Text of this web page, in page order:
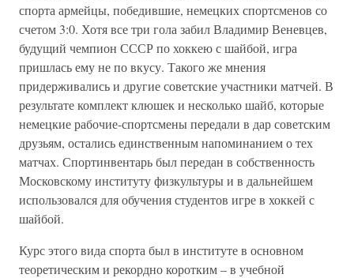
спорта армейцы, победившие, немецких спортсменов со
счетом 3:0. Хотя все три гола забил Владимир Веневцев,
будущий чемпион СССР по хоккею с шайбой, игра
пришлась ему не по вкусу. Такого же мнения
придерживались и другие советские участники матчей. В
результате комплект клюшек и несколько шайб, которые
немецкие рабочие-спортсмены передали в дар советским
друзьям, остались единственным напоминанием о тех
матчах. Спортинвентарь был передан в собственность
Московскому институту физкультуры и в дальнейшем
использовался для обучения студентов игре в хоккей с
шайбой.
Курс этого вида спорта был в институте в основном
теоретическим и рекордно коротким – в учебной